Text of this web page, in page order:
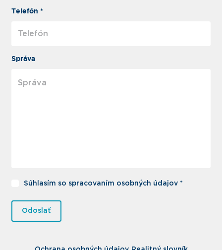
Telefón *
Správa
Súhlasím so spracovaním osobných údajov *
Odoslať